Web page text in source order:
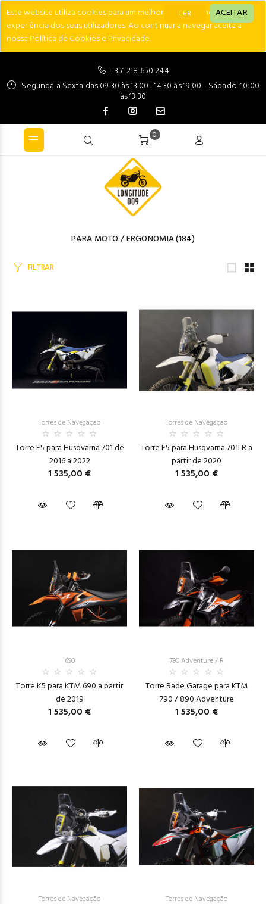
Este website utiliza cookies para um melhor desempenho e
experiência dos seus utilizadores. Ao continuar a navegar aceita a
nossa Política de Cookies e Privacidade.
LER ACEITAR
+351 218 650 244
Segunda a Sexta das 09:30 às 13:00 | 14:30 às 19:00 - Sábado: 10:00
às 13:30
0
PARA MOTO /ERGONOMIA(184)
FILTRAR
Torres de Navegação
Torre F5 para Husqvarna 701 de
2016 a 2022
1 535,00 €
Torres de Navegação
Torre F5 para Husqvarna 701LR a
partir de 2020
1 535,00 €
690
Torre K5 para KTM 690 a partir
de 2019
1 535,00 €
790 Adventure / R
Torre Rade Garage para KTM
790 / 890 Adventure
1 535,00 €
Torres de Navegação Torres de Navegação